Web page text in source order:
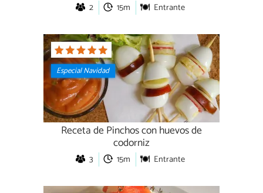
2 15m Entrante
Especial Navidad
Receta de Pinchos con huevos de
codorniz
3 15m Entrante